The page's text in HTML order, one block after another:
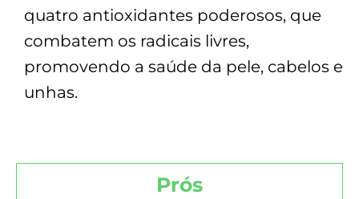
quatro antioxidantes poderosos, que
combatem os radicais livres,
promovendo a saúde da pele, cabelos e
unhas.
Prós